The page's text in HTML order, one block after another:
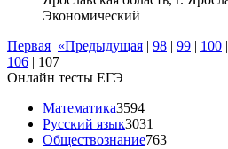
Экономический
Первая «Предыдущая | 98 | 99 | 100 |
106 | 107
Онлайн тесты ЕГЭ
Математика3594
Русский язык3031
Обществознание763